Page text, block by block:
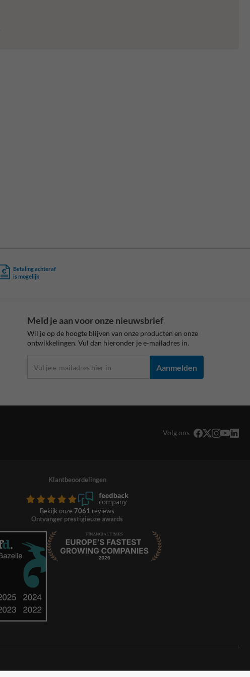
Betaling achteraf
is mogelijk
Meld je aan voor onze nieuwsbrief
Wil je op de hoogte blijven van onze producten en onze
ontwikkelingen. Vul dan hieronder je e-mailadres in.
Aanmelden
Volg ons
Klantbeoordelingen
Bekijk onze 7061 reviews
Ontvanger prestigieuze awards